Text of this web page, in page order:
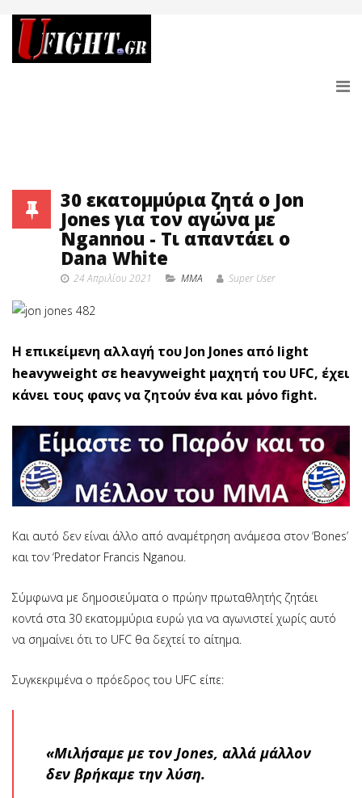
30 εκατομμύρια ζητά ο Jon
Jones για τον αγώνα με
Ngannou - Τι απαντάει ο
Dana White
24 Απριλίου 2021 MMA Super User
Η επικείμενη αλλαγή του Jon Jones από light
heavyweight σε heavyweight μαχητή του UFC, έχει
κάνει τους φανς να ζητούν ένα και μόνο fight.
Και αυτό δεν είναι άλλο από αναμέτρηση ανάμεσα στον ‘Bones’
και τον ‘Predator Francis Nganou.
Σύμφωνα με δημοσιεύματα ο πρώην πρωταθλητής ζητάει
κοντά στα 30 εκατομμύρια ευρώ για να αγωνιστεί χωρίς αυτό
να σημαίνει ότι το UFC θα δεχτεί το αίτημα.
Συγκεκριμένα ο πρόεδρος του UFC είπε:
«Μιλήσαμε με τον Jones, αλλά μάλλον
δεν βρήκαμε την λύση.